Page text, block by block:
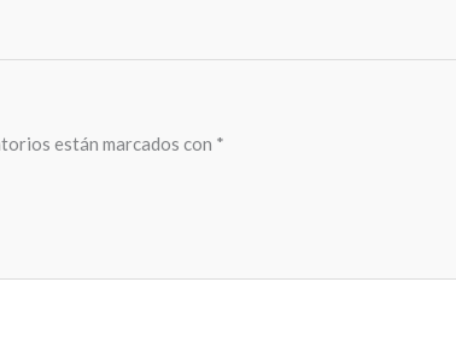
están marcados con *